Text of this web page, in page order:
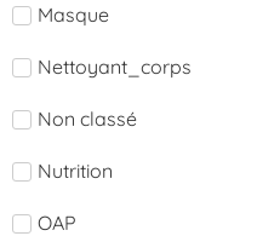
Masque
Nettoyant_corps
Non classé
Nutrition
OAP